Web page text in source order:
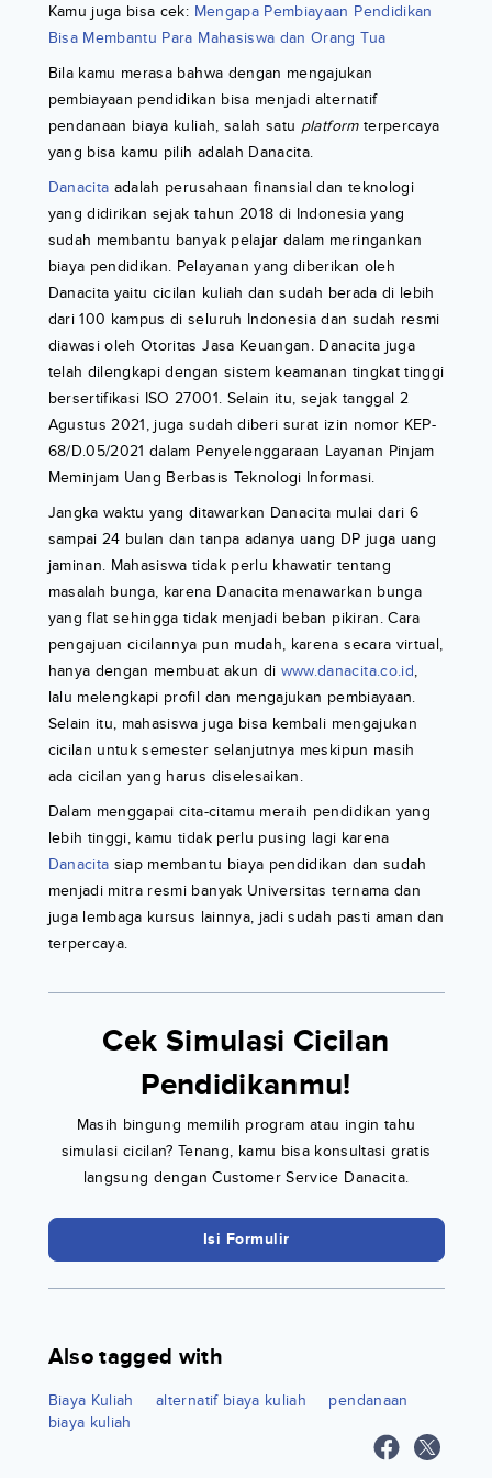
Kamu juga bisa cek: Mengapa Pembiayaan Pendidikan
Bisa Membantu Para Mahasiswa dan Orang Tua
Bila kamu merasa bahwa dengan mengajukan
pembiayaan pendidikan bisa menjadi alternatif
pendanaan biaya kuliah, salah satu platformterpercaya
yang bisa kamu pilih adalah Danacita.
Danacita adalah perusahaan finansial dan teknologi
yang didirikan sejak tahun 2018 di Indonesia yang
sudah membantu banyak pelajar dalam meringankan
biaya pendidikan. Pelayanan yang diberikan oleh
Danacita yaitu cicilan kuliah dan sudah berada di lebih
dari 100 kampus di seluruh Indonesia dan sudah resmi
diawasi oleh Otoritas Jasa Keuangan. Danacita juga
telah dilengkapi dengan sistem keamanan tingkat tinggi
bersertifikasi ISO 27001. Selain itu, sejak tanggal 2
Agustus 2021, juga sudah diberi surat izin nomor KEP-
68/D.05/2021 dalam Penyelenggaraan Layanan Pinjam
Meminjam Uang Berbasis Teknologi Informasi.
Jangka waktu yang ditawarkan Danacita mulai dari 6
sampai 24 bulan dan tanpa adanya uang DP juga uang
jaminan. Mahasiswa tidak perlu khawatir tentang
masalah bunga, karena Danacita menawarkan bunga
yang flat sehingga tidak menjadi beban pikiran. Cara
pengajuan cicilannya pun mudah, karena secara virtual,
hanya dengan membuat akun di www.danacita.co.id,
lalu melengkapi profil dan mengajukan pembiayaan.
Selain itu, mahasiswa juga bisa kembali mengajukan
cicilan untuk semester selanjutnya meskipun masih
ada cicilan yang harus diselesaikan.
Dalam menggapai cita-citamu meraih pendidikan yang
lebih tinggi, kamu tidak perlu pusing lagi karena
Danacita siap membantu biaya pendidikan dan sudah
menjadi mitra resmi banyak Universitas ternama dan
juga lembaga kursus lainnya, jadi sudah pasti aman dan
terpercaya.
Cek Simulasi Cicilan
Pendidikanmu!
Masih bingung memilih program atau ingin tahu
simulasi cicilan? Tenang, kamu bisa konsultasi gratis
langsung dengan Customer Service Danacita.
Isi Formulir
Also tagged with
Biaya Kuliah alternatif biaya kuliah
pendanaan
biaya kuliah